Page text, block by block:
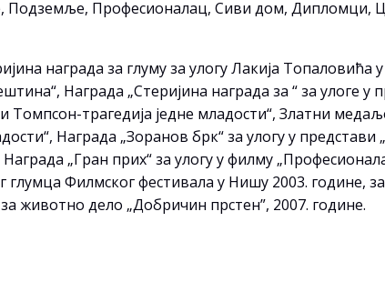
Подземље, Професионалац, Сиви дом, Дипломци,
награда за глуму за улогу Лакија
Награда „Стеријина награда за “ за улоге
трагедија једне младости“, Златни
Награда „Зоранов брк“ за улогу у представи
„Гран приx“ за улогу у филму
Филмског фестивала у Нишу 2003. године,
животно дело „Добричин прстен”, 2007. године.